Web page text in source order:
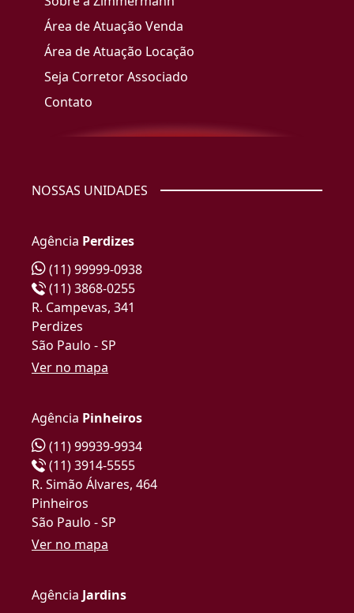
Área de Atuação Venda
Área de Atuação Locação
Seja Corretor Associado
Contato
NOSSAS UNIDADES
Agência Perdizes
(11) 99999-0938
(11) 3868-0255
R. Campevas, 341
Perdizes
São Paulo - SP
Ver no mapa
Agência Pinheiros
(11) 99939-9934
(11) 3914-5555
R. Simão Álvares, 464
Pinheiros
São Paulo - SP
Ver no mapa
Agência Jardins